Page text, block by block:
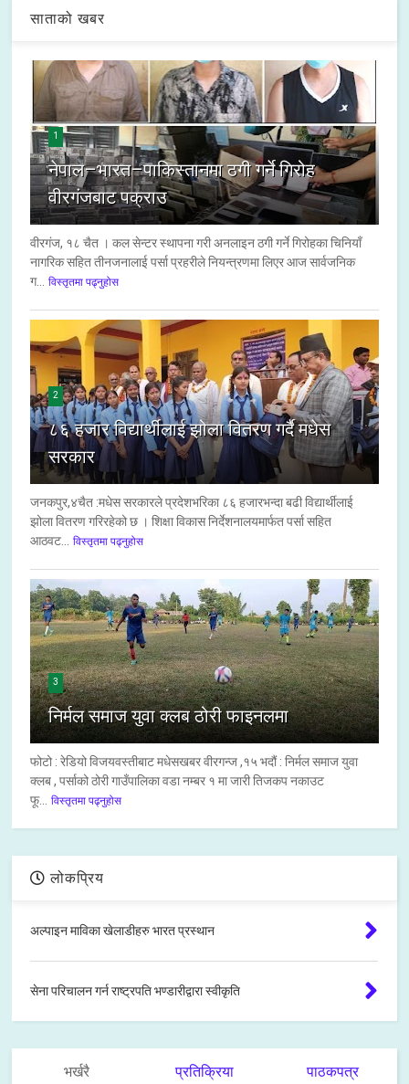
साताको खबर
1
नेपाल–भारत–पाकिस्तानमा ठगी गर्ने गिरोह
वीरगंजबाट पक्राउ
वीरगंज, १८ चैत । कल सेन्टर स्थापना गरी अनलाइन ठगी गर्ने गिरोहका चिनियाँ
नागरिक सहित तीनजनालाई पर्सा प्रहरीले नियन्त्रणमा लिएर आज सार्वजनिक
ग...
विस्तृतमा पढ्नुहोस
2
८६ हजार विद्यार्थीलाई झोला वितरण गर्दै मधेस
सरकार
जनकपुर,४चैत :मधेस सरकारले प्रदेशभरिका ८६ हजारभन्दा बढी विद्यार्थीलाई
झोला वितरण गरिरहेको छ । शिक्षा विकास निर्देशनालयमार्फत पर्सा सहित
आठवट...
विस्तृतमा पढ्नुहोस
3
निर्मल समाज युवा क्लब ठोरी फाइनलमा
फोटो : रेडियो विजयवस्तीबाट मधेसखबर वीरगन्ज ,१५ भदौं : निर्मल समाज युवा
क्लब , पर्साको ठोरी गाउँपालिका वडा नम्बर १ मा जारी तिजकप नकाउट
फू...
विस्तृतमा पढ्नुहोस
लोकप्रिय
अल्पाइन माविका खेलाडीहरु भारत प्रस्थान
सेना परिचालन गर्न राष्ट्रपति भण्डारीद्वारा स्वीकृति
भर्खरै प्रतिक्रिया पाठकपत्र